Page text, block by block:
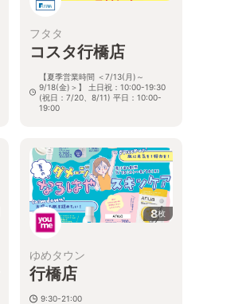
フタタ
コスタ行橋店
【夏季営業時間 ＜7/13(月)～
9/18(金)＞】 土日祝：10:00-19:30
(祝日：7/20、8/11) 平日：10:00-
19:00
8枚
ゆめタウン
行橋店
9:30-21:00